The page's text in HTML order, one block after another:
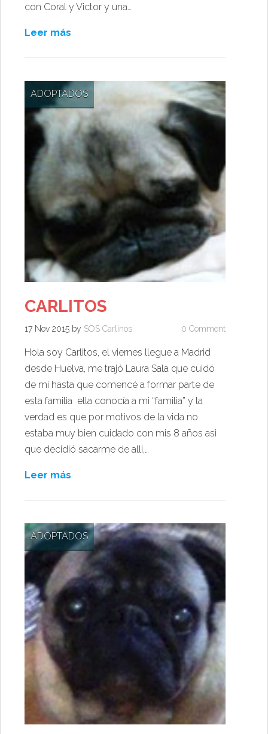
con Coral y Victor y una…
Leer más
ADOPTADOS
CARLITOS
17 Nov 2015 by SOS Carlinos 0 Comment
Hola soy Carlitos, el viernes llegue a Madrid
desde Huelva, me trajó Laura Sala que cuidó
de mí hasta que comencé a formar parte de
esta familia ella conocía a mi “familia” y la
verdad es que por motivos de la vida no
estaba muy bien cuidado con mis 8 años asi
que decidió sacarme de alli,…
Leer más
ADOPTADOS